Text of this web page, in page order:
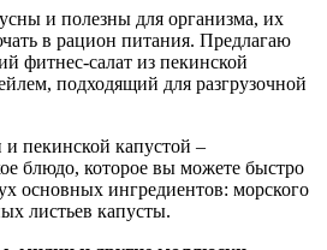
и полезны для организма, их
в рацион питания. Предлагаю
фитнес-салат из пекинской
подходящий для разгрузочной
пекинской капустой –
блюдо, которое вы можете быстро
основных ингредиентов: морского
листьев капусты.